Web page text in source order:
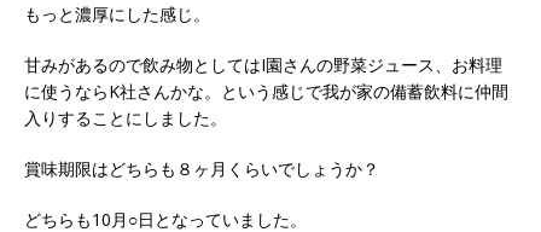
もっと濃厚にした感じ。
甘みがあるので飲み物としてはI園さんの野菜ジュース、お料理
に使うならK社さんかな。という感じで我が家の備蓄飲料に仲間
入りすることにしました。
賞味期限はどちらも８ヶ月くらいでしょうか？
どちらも10月○日となっていました。